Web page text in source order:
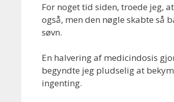
For noget tid siden, troede jeg,
også, men den nøgle skabte så
søvn.
En halvering af medicindosis
begyndte jeg pludselig at
ingenting.